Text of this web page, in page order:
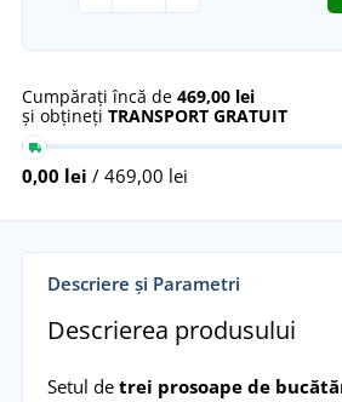
Cumpărați încă de 469,00 lei
și obțineți TRANSPORT GRATUIT
0,00 lei / 469,00 lei
Descriere și Parametri
Descrierea produsului
Setul de trei prosoape de